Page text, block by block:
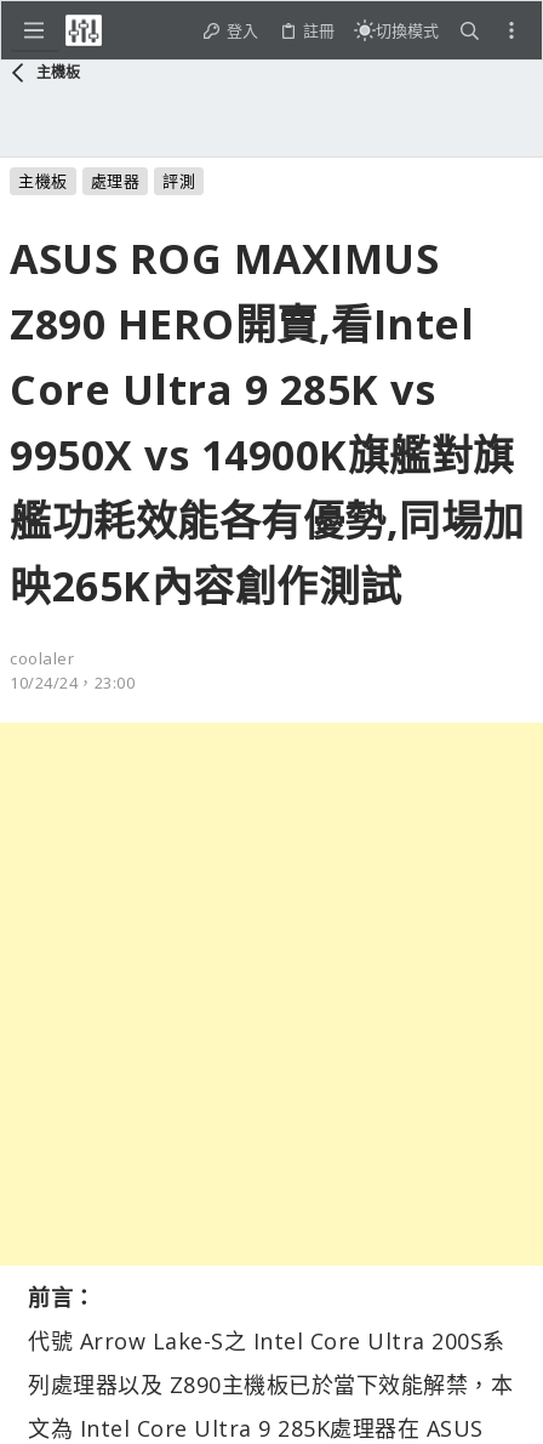
登入 註冊 切換模式
主機板
主機板 處理器 評測
ASUS ROG MAXIMUS
Z890 HERO開賣,看Intel
Core Ultra 9 285K vs
9950X vs 14900K旗艦對旗
艦功耗效能各有優勢,同場加
映265K內容創作測試
coolaler
10/24/24，23:00
前言：
代號 Arrow Lake-S之 Intel Core Ultra 200S系
列處理器以及 Z890主機板已於當下效能解禁，本
文為 Intel Core Ultra 9 285K處理器在 ASUS